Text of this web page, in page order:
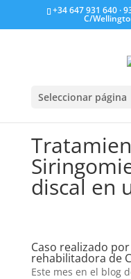
+34 647 931 640 ·
C/
Seleccionar página
discal en
Caso realizado
rehabilitadora de
Este mes en el blog